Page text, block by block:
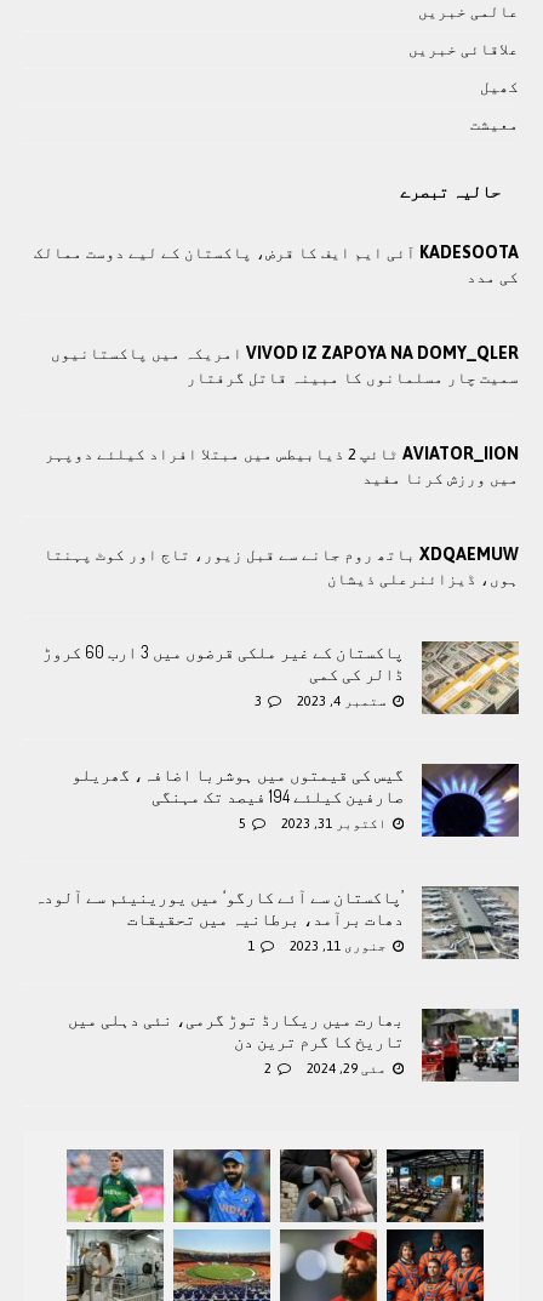
عالمی خبريں
علاقائی خبريں
کھيل
معيشت
حالیہ تبصرے
KADESOOTA آئی ایم ایف کا قرض، پاکستان کے لیے دوست ممالک
کی مدد
VIVOD IZ ZAPOYA NA DOMY_QLER امریکہ میں پاکستانیوں
سمیت چار مسلمانوں کا مبینہ قاتل گرفتار
AVIATOR_IION
ٹائپ 2 ذیابیطس میں مبتلا افراد کیلئے دوپہر
میں ورزش کرنا مفید
XDQAEMUW باتھ روم جانے سے قبل زیور، تاج اور کوٹ پہنتا
ہوں، ڈیزائنرعلی ذیشان
پاکستان کے غیر ملکی قرضوں میں 3 ارب 60 کروڑ
ڈالر کی کمی
ستمبر 4, 2023 3
گیس کی قیمتوں میں ہوشربا اضافہ، گھریلو
صارفین کیلئے 194 فیصد تک مہنگی
اکتوبر 31, 2023 5
’پاکستان سے آئے کارگو‘ میں یورینیئم سے آلودہ
دھات برآمد، برطانیہ میں تحقیقات
جنوری 11, 2023 1
بھارت میں ریکارڈ توڑ گرمی، نئی دہلی میں
تاریخ کا گرم ترین دن
مئی 29, 2024 2